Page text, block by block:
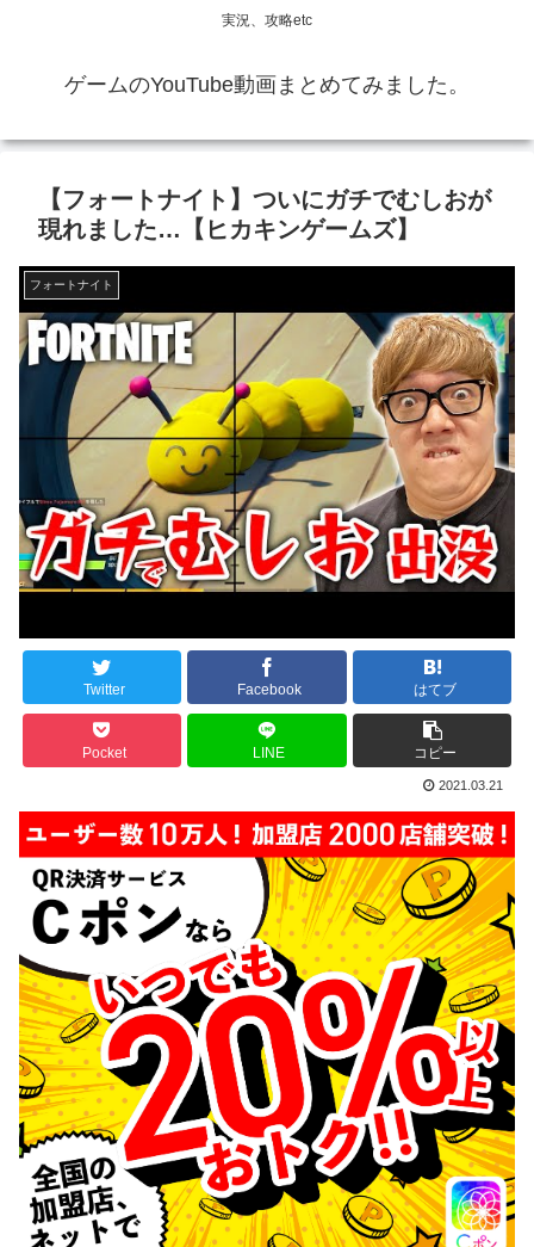
実況、攻略etc
ゲームのYouTube動画まとめてみました。
【フォートナイト】ついにガチでむしおが
現れました…【ヒカキンゲームズ】
フォートナイト
Twitter Facebook はてブ
Pocket LINE コピー
2021.03.21